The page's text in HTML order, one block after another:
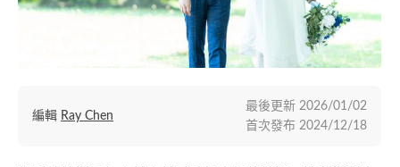
編輯 Ray Chen
最後更新 2026/01/02
首次發布 2024/12/18